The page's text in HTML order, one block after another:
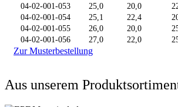
04-02-001-053
25,0 20,0
04-02-001-054
25,1 22,4
04-02-001-055
26,0 20,0
04-02-001-056
27,0 22,0
Zur Musterbestellung
Aus unserem